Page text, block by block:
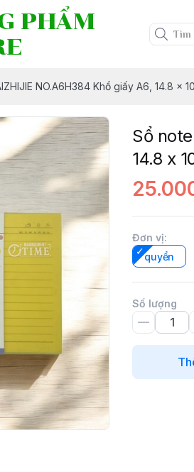
PHẨM
NO.A6H384 Khổ giấy A6, 14.8 x
Sổ
14.8 x
Đơn vị:
quyển
Số lượng